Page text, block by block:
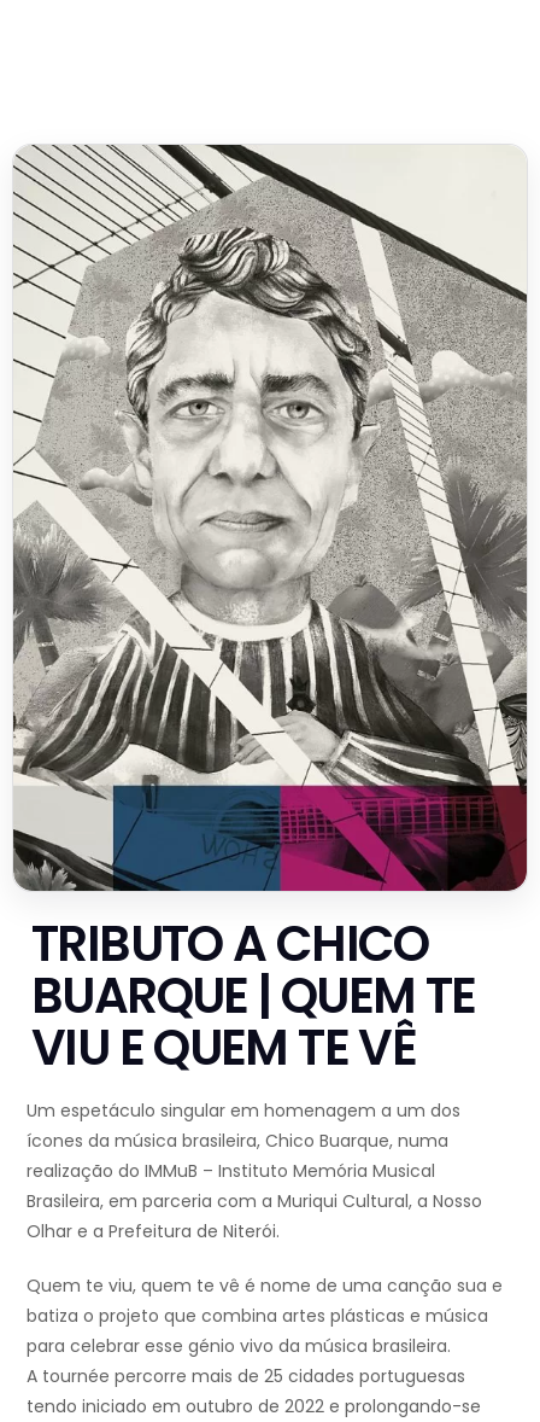
TRIBUTO A CHICO
BUARQUE | QUEM TE
VIU E QUEM TE VÊ
Um espetáculo singular em homenagem a um dos
ícones da música brasileira, Chico Buarque, numa
realização do IMMuB – Instituto Memória Musical
Brasileira, em parceria com a Muriqui Cultural, a Nosso
Olhar e a Prefeitura de Niterói.
Quem te viu, quem te vê é nome de uma canção sua e
batiza o projeto que combina artes plásticas e música
para celebrar esse génio vivo da música brasileira.
A tournée percorre mais de 25 cidades portuguesas
tendo iniciado em outubro de 2022 e prolongando-se